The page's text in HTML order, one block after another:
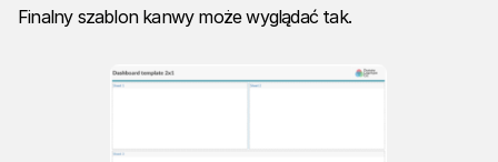
Finalny szablon kanwy może wyglądać tak.